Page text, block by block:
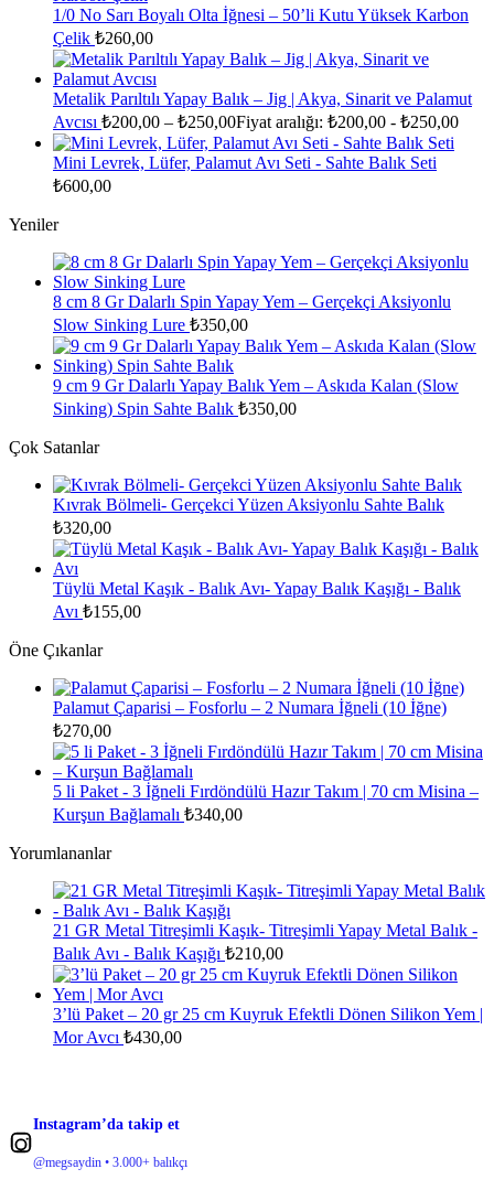
1/0 No Sarı Boyalı Olta İğnesi – 50’li Kutu Yüksek Karbon
Çelik ₺260,00
Metalik Parıltılı Yapay Balık – Jig | Akya, Sinarit ve Palamut
Avcısı ₺200,00 – ₺250,00Fiyat aralığı: ₺200,00 - ₺250,00
Mini Levrek, Lüfer, Palamut Avı Seti - Sahte Balık Seti
₺600,00
Yeniler
8 cm 8 Gr Dalarlı Spin Yapay Yem – Gerçekçi Aksiyonlu
Slow Sinking Lure ₺350,00
9 cm 9 Gr Dalarlı Yapay Balık Yem – Askıda Kalan (Slow
Sinking) Spin Sahte Balık ₺350,00
Çok Satanlar
Kıvrak Bölmeli- Gerçekci Yüzen Aksiyonlu Sahte Balık
₺320,00
Tüylü Metal Kaşık - Balık Avı- Yapay Balık Kaşığı - Balık
Avı ₺155,00
Öne Çıkanlar
Palamut Çaparisi – Fosforlu – 2 Numara İğneli (10 İğne)
₺270,00
5 li Paket - 3 İğneli Fırdöndülü Hazır Takım | 70 cm Misina –
Kurşun Bağlamalı ₺340,00
Yorumlananlar
21 GR Metal Titreşimli Kaşık- Titreşimli Yapay Metal Balık -
Balık Avı - Balık Kaşığı ₺210,00
3’lü Paket – 20 gr 25 cm Kuyruk Efektli Dönen Silikon Yem |
Mor Avcı ₺430,00
Instagram’da takip et
@megsaydin • 3.000+ balıkçı